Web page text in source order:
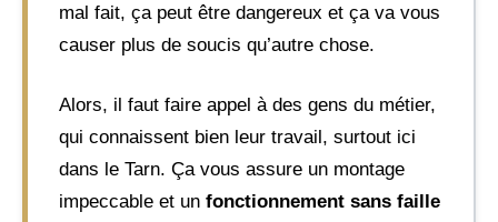
mal fait, ça peut être dangereux et ça va vous
causer plus de soucis qu’autre chose.
Alors, il faut faire appel à des gens du métier,
qui connaissent bien leur travail, surtout ici
dans le Tarn. Ça vous assure un montage
impeccable et un fonctionnement sans faille